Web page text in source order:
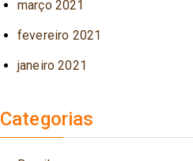
março 2021
fevereiro 2021
janeiro 2021
Categorias